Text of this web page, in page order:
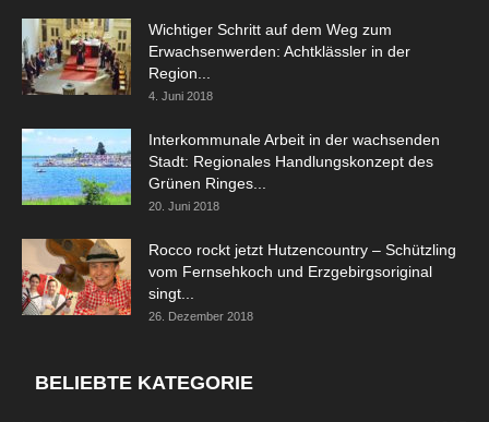
Wichtiger Schritt auf dem Weg zum
Erwachsenwerden: Achtklässler in der
Region...
4. Juni 2018
Interkommunale Arbeit in der wachsenden
Stadt: Regionales Handlungskonzept des
Grünen Ringes...
20. Juni 2018
Rocco rockt jetzt Hutzencountry – Schützling
vom Fernsehkoch und Erzgebirgsoriginal
singt...
26. Dezember 2018
BELIEBTE KATEGORIE